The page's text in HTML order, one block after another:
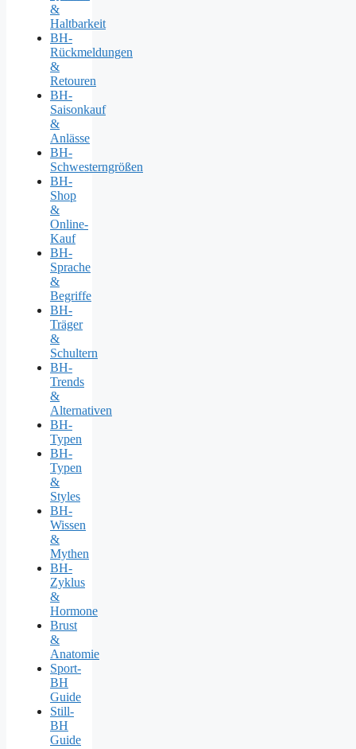
&
Haltbarkeit
BH-
Rückmeldungen
&
Retouren
BH-
Saisonkauf
&
Anlässe
BH-
Schwesterngrößen
BH-
Shop
&
Online-
Kauf
BH-
Sprache
&
Begriffe
BH-
Träger
&
Schultern
BH-
Trends
&
Alternativen
BH-
Typen
BH-
Typen
&
Styles
BH-
Wissen
&
Mythen
BH-
Zyklus
&
Hormone
Brust
&
Anatomie
Sport-
BH
Guide
Still-
BH
Guide